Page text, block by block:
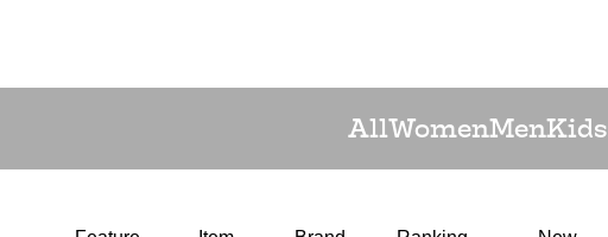
AllWomenMenKids